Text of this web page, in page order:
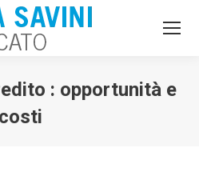
: opportunità e
costi